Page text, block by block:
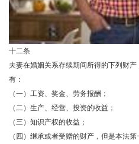
十二条
夫妻在婚姻关系存续期间所得的下列财
有：
（一）工资、奖金、劳务报酬；
（二）生产、经营、投资的收益；
（三）知识产权的收益；
（四）继承或者受赠的财产，但是本法